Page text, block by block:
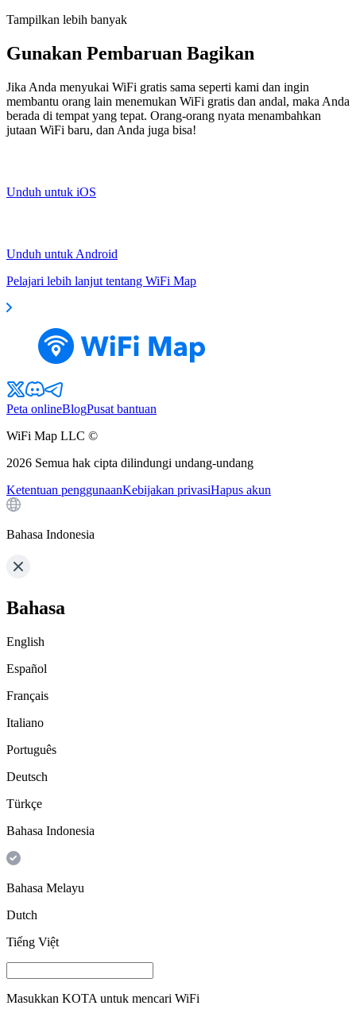
Tampilkan lebih banyak
Gunakan Pembaruan Bagikan
Jika Anda menyukai WiFi gratis sama seperti kami dan ingin
membantu orang lain menemukan WiFi gratis dan andal, maka Anda
berada di tempat yang tepat. Orang-orang nyata menambahkan
jutaan WiFi baru, dan Anda juga bisa!
Unduh untuk iOS
Unduh untuk Android
Pelajari lebih lanjut tentang WiFi Map
Peta onlineBlogPusat bantuan
WiFi Map LLC ©
2026 Semua hak cipta dilindungi undang-undang
Ketentuan penggunaanKebijakan privasiHapus akun
Bahasa Indonesia
Bahasa
English
Español
Français
Italiano
Português
Deutsch
Türkçe
Bahasa Indonesia
Bahasa Melayu
Dutch
Tiếng Việt
Masukkan KOTA untuk mencari WiFi